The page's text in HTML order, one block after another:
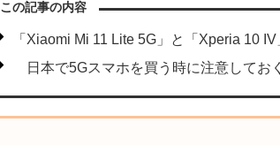
この記事の内容
「Xiaomi Mi 11 Lite 5G」と「Xperia 10
日本で5Gスマホを買う時に注意してお